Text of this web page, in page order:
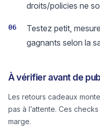
droits/policies ne
06
Testez petit,
gagnants selon la
À vérifier avant de
Les retours cadeaux
pas à l’attente. Ces
marge.